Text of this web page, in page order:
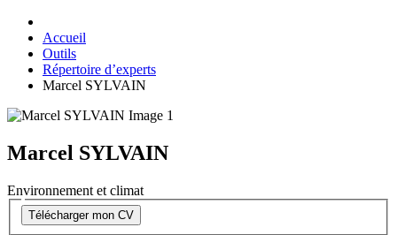
Accueil
Outils
Répertoire d’experts
Marcel SYLVAIN
Marcel SYLVAIN
Environnement et climat
Télécharger mon CV